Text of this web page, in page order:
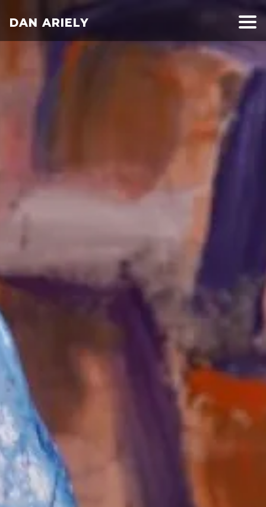
DAN ARIELY